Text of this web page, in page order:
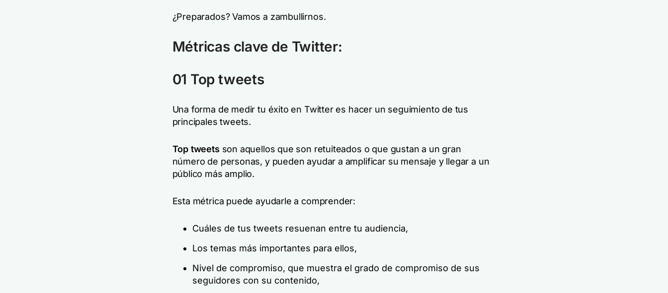
¿Preparados? Vamos a zambullirnos.
Métricas clave de Twitter:
01 Top tweets
Una forma de medir tu éxito en Twitter es hacer un seguimiento de tus
principales tweets.
Top tweets son aquellos que son retuiteados o que gustan a un gran
número de personas, y pueden ayudar a amplificar su mensaje y llegar a un
público más amplio.
Esta métrica puede ayudarle a comprender:
Cuáles de tus tweets resuenan entre tu audiencia,
Los temas más importantes para ellos,
Nivel de compromiso, que muestra el grado de compromiso de sus
seguidores con su contenido,